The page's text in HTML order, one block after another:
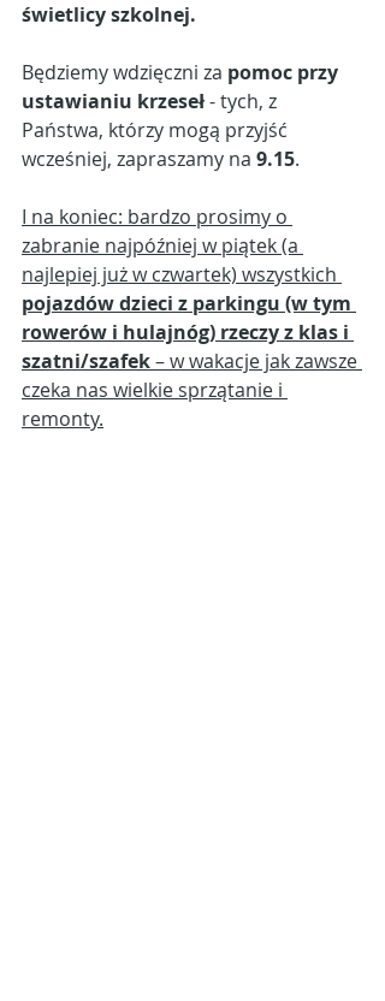
świetlicy szkolnej.
Będziemy wdzięczni za pomoc przy
ustawianiu krzeseł - tych, z
Państwa, którzy mogą przyjść
wcześniej, zapraszamy na 9.15.
I na koniec: bardzo prosimy o
zabranie najpóźniej w piątek (a
najlepiej już w czwartek) wszystkich
pojazdów dzieci z parkingu (w tym
rowerów i hulajnóg) rzeczy z klas i
szatni/szafek – w wakacje jak zawsze
czeka nas wielkie sprzątanie i
remonty.